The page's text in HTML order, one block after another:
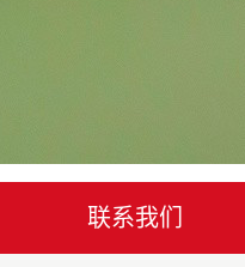
联系我们